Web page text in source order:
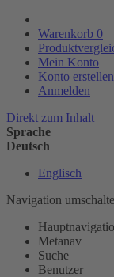
Warenkorb 0
Mein Konto
Konto erstellen
Anmelden
Direkt zum Inhalt
Sprache
Deutsch
Englisch
Navigation
Metanav
Suche
Benutzer